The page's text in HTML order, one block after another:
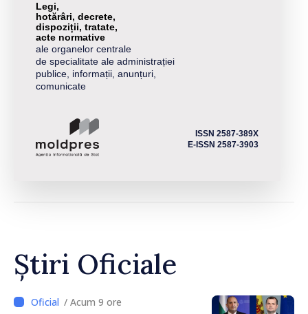
Legi,
hotărâri, decrete,
dispoziții, tratate,
acte normative
ale organelor centrale
de specialitate ale administrației
publice, informații, anunțuri,
comunicate
ISSN 2587-389X
E-ISSN 2587-3903
Știri Oficiale
/ Acum 9 ore